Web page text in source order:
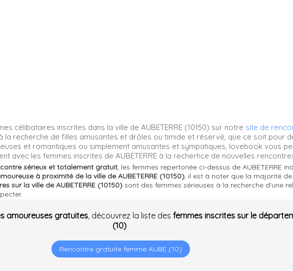
célibataires inscrites dans la ville de AUBETERRE (10150) sur notre site de
la recherche de filles amusantes et drôles ou timide et réservé, que ce soit pour
et romantiques ou simplement amusantes et sympatiques, lovebook vous
avec les femmes inscrites de AUBETERRE à la recherhce de nouvelles
sérieux et totalement gratuit, les femmes repertoriée ci-dessus de AUBETERRE
à proximité de la ville de AUBETERRE (10150), il est à noter que la majorité de
sur la ville de AUBETERRE (10150) sont des femmes sérieuses à la recherche d'une
amoureuses gratuites, découvrez la liste des femmes inscrites sur le
(10)
Rencontre gratuite femme AUBE (10)